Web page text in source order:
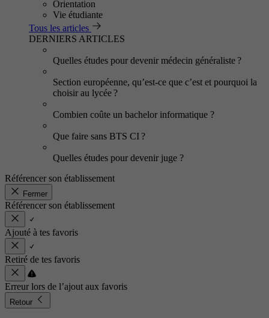
Orientation
Vie étudiante
Tous les articles
DERNIERS ARTICLES
Quelles études pour devenir médecin généraliste ?
Section européenne, qu’est-ce que c’est et pourquoi la
choisir au lycée ?
Combien coûte un bachelor informatique ?
Que faire sans BTS CI ?
Quelles études pour devenir juge ?
Référencer son établissement
Fermer
Référencer son établissement
Ajouté à tes favoris
Retiré de tes favoris
Erreur lors de l’ajout aux favoris
Retour